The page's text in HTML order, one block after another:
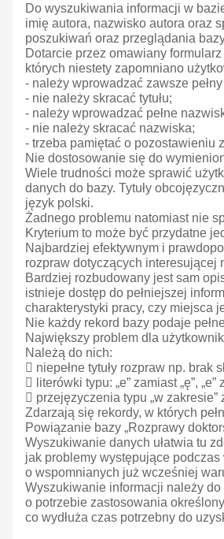
Do wyszukiwania informacji w
imię autora, nazwisko autora oraz
poszukiwań oraz przeglądania
Dotarcie przez omawiany
których niestety zapomniano
- należy wprowadzać zawsze
- nie należy skracać tytułu;
- należy wprowadzać pełne
- nie należy skracać nazwiska;
- trzeba pamiętać o pozostawieniu
Nie dostosowanie się do
Wiele trudności może sprawić
danych do bazy. Tytuły
język polski.
Żadnego problemu natomiast nie
Kryterium to może być przydatne
Najbardziej efektywnym i
rozpraw dotyczących interesującej
Bardziej rozbudowany jest sam
istnieje dostęp do pełniejszej
charakterystyki pracy, czy miejsca
Nie każdy rekord bazy podaje
Największy problem dla
Należą do nich:
 niepełne tytuły rozpraw np. brak
 literówki typu: „e” zamiast „ę”, „e”
 przejęzyczenia typu „w zakresie”
Zdarzają się rekordy, w których
Powiązanie bazy „Rozprawy
Wyszukiwanie danych ułatwia tu
jak problemy występujące
o wspomnianych już wcześniej
Wyszukiwanie informacji należy
o potrzebie zastosowania
co wydłuża czas potrzebny do